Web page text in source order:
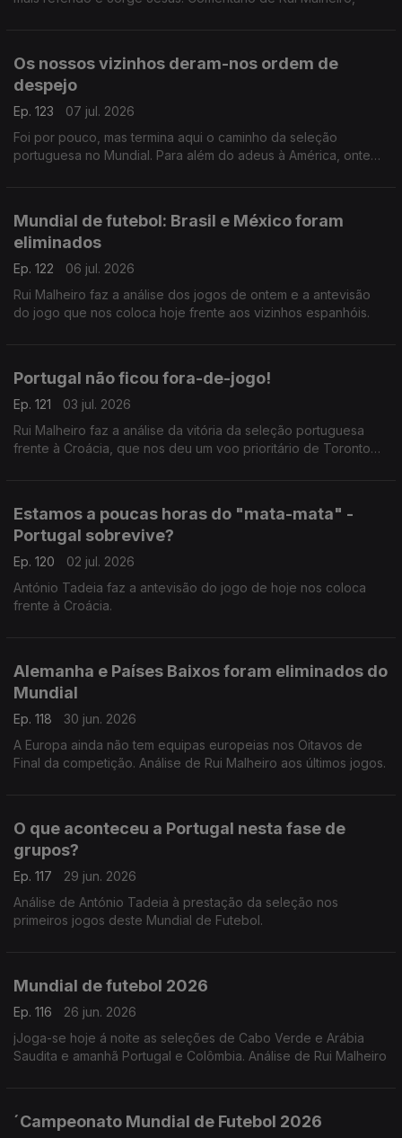
Os nossos vizinhos deram-nos ordem de
despejo
Ep. 123
07 jul. 2026
Foi por pouco, mas termina aqui o caminho da seleção
portuguesa no Mundial. Para além do adeus à América, ontem
Mundial de futebol: Brasil e México foram
eliminados
Ep. 122
06 jul. 2026
Rui Malheiro faz a análise dos jogos de ontem e a antevisão
do jogo que nos coloca hoje frente aos vizinhos espanhóis.
Portugal não ficou fora-de-jogo!
Ep. 121
03 jul. 2026
Rui Malheiro faz a análise da vitória da seleção portuguesa
frente à Croácia, que nos deu um voo prioritário de Toronto
Estamos a poucas horas do "mata-mata" -
Portugal sobrevive?
Ep. 120
02 jul. 2026
António Tadeia faz a antevisão do jogo de hoje nos coloca
frente à Croácia.
Alemanha e Países Baixos foram eliminados do
Mundial
Ep. 118
30 jun. 2026
A Europa ainda não tem equipas europeias nos Oitavos de
Final da competição. Análise de Rui Malheiro aos últimos jogos.
O que aconteceu a Portugal nesta fase de
grupos?
Ep. 117
29 jun. 2026
Análise de António Tadeia à prestação da seleção nos
primeiros jogos deste Mundial de Futebol.
Mundial de futebol 2026
Ep. 116
26 jun. 2026
jJoga-se hoje á noite as seleções de Cabo Verde e Arábia
Saudita e amanhã Portugal e Colômbia. Análise de Rui Malheiro
´Campeonato Mundial de Futebol 2026